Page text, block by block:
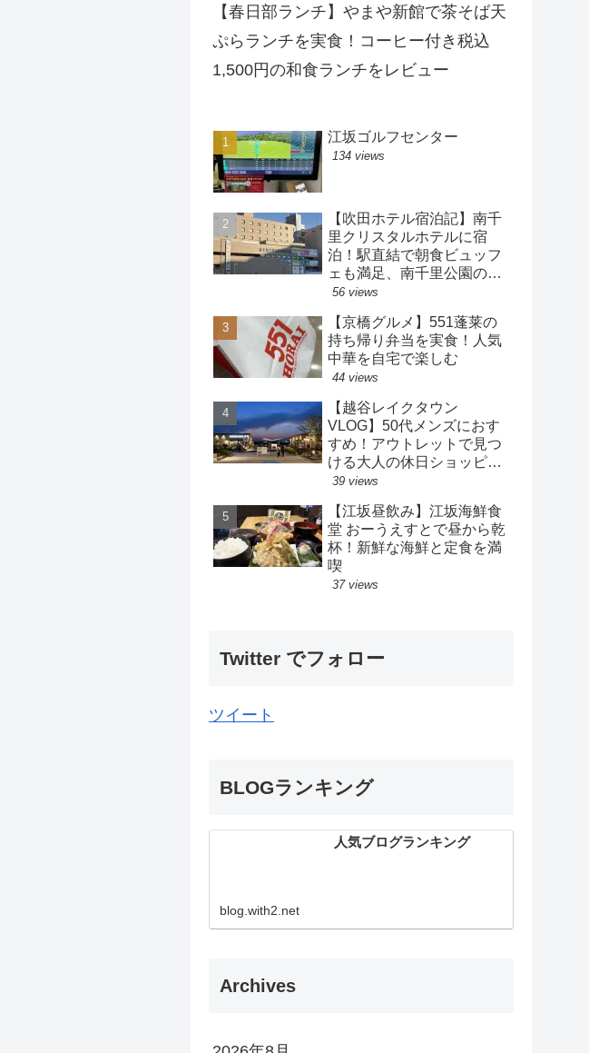
【春日部ランチ】やまや新館で茶そば天
ぷらランチを実食！コーヒー付き税込
1,500円の和食ランチをレビュー
江坂ゴルフセンター
134 views
【吹田ホテル宿泊記】南千
里クリスタルホテルに宿
泊！駅直結で朝食ビュッフ
ェも満足、南千里公園の散
策も楽しめるホテル
56 views
【京橋グルメ】551蓬莱の
持ち帰り弁当を実食！人気
中華を自宅で楽しむ
44 views
【越谷レイクタウン
VLOG】50代メンズにおす
すめ！アウトレットで見つ
ける大人の休日ショッピン
グ
39 views
【江坂昼飲み】江坂海鮮食
堂 おーうえすとで昼から乾
杯！新鮮な海鮮と定食を満
喫
37 views
Twitter でフォロー
ツイート
BLOGランキング
人気ブログランキング
blog.with2.net
Archives